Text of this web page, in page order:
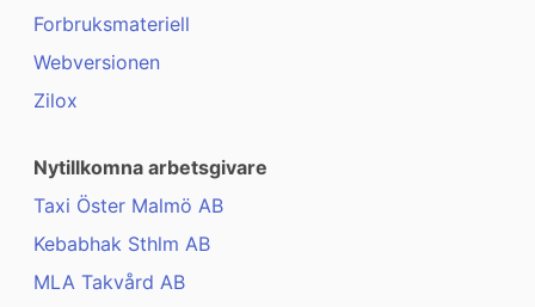
Forbruksmateriell
Webversionen
Zilox
Nytillkomna arbetsgivare
Taxi Öster Malmö AB
Kebabhak Sthlm AB
MLA Takvård AB